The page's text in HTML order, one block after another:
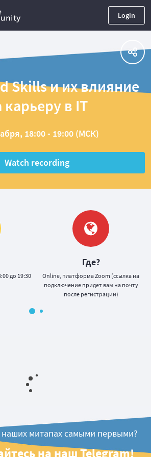
Login
Skills и их влияние
карьеру в IT
18:00 - 19:00 (МСК)
Watch recording
до 19:30
Где?
Оnline, платформа Zoom (ссылка на
подключение придет вам на почту
после регистрации)
наших митапах самыми первыми?
на наш Telegram!